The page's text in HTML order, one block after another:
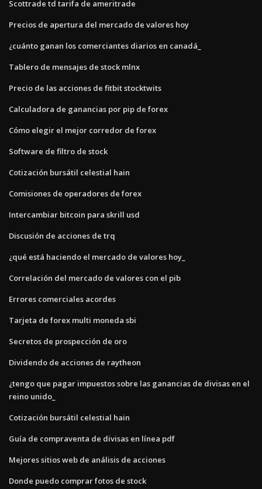
Scottrade td tarifa de ameritrade
Precios de apertura del mercado de valores hoy
¿cuánto ganan los comerciantes diarios en canadá_
Tablero de mensajes de stock mlnx
Precio de las acciones de fitbit stocktwits
Calculadora de ganancias por pip de forex
Cómo elegir el mejor corredor de forex
Software de filtro de stock
Cotización bursátil celestial hain
Comisiones de operadores de forex
Intercambiar bitcoin para skrill usd
Discusión de acciones de trq
¿qué está haciendo el mercado de valores hoy_
Correlación del mercado de valores con el pib
Errores comerciales acordes
Tarjeta de forex multi moneda sbi
Secretos de prospección de oro
Dividendo de acciones de raytheon
¿tengo que pagar impuestos sobre las ganancias de divisas en el
reino unido_
Cotización bursátil celestial hain
Guía de compraventa de divisas en línea pdf
Mejores sitios web de análisis de acciones
Donde puedo comprar fotos de stock